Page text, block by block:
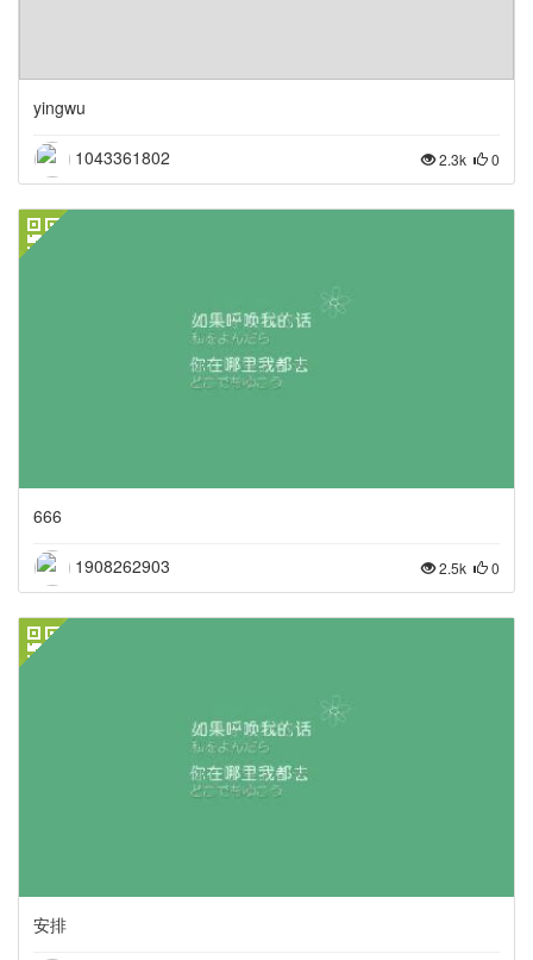
yingwu
1043361802 2.3k 0
666
1908262903 2.5k 0
安排